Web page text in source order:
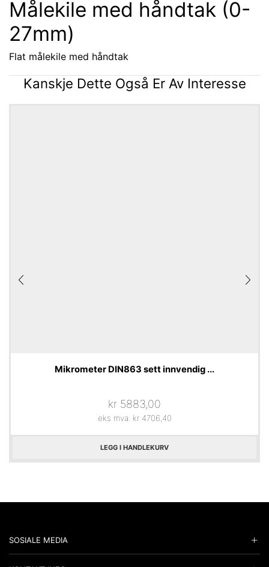
Målekile med håndtak (0-
27mm)
Flat målekile med håndtak
Kanskje Dette Også Er Av Interesse
Mikrometer DIN863 sett innvendig ...
kr 5883,00
eks mva: kr4706,40
LEGG I HANDLEKURV
SOSIALE MEDIA